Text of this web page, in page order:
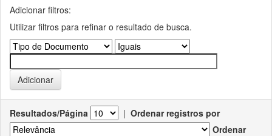
Adicionar filtros:
Utilizar filtros para refinar o resultado de busca.
Resultados/Página | Ordenar registros por
Ordenar